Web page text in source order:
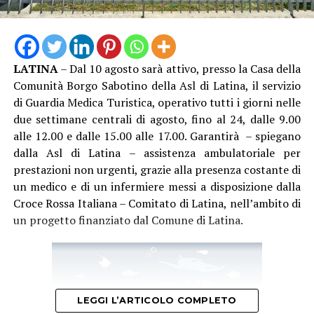
LATINA– Dal 10 agosto sarà attivo, presso la Casa della
Comunità Borgo Sabotino della Asl di Latina, il servizio
di Guardia Medica Turistica, operativo tutti i giorni nelle
due settimane centrali di agosto, fino al 24, dalle 9.00
alle 12.00 e dalle 15.00 alle 17.00. Garantirà – spiegano
dalla Asl di Latina – assistenza ambulatoriale per
prestazioni non urgenti, grazie alla presenza costante di
un medico e di un infermiere messi a disposizione dalla
Croce Rossa Italiana – Comitato di Latina, nell’ambito di
un progetto finanziato dal Comune di Latina.
LEGGI L’ARTICOLO COMPLETO